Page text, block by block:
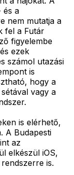
és a
nem mutatja a
fel a Futár
figyelembe
ezek
számol utazási
is
hogy a
vagy a
is elérhető,
A Budapesti
az
elkészül iOS,
is.